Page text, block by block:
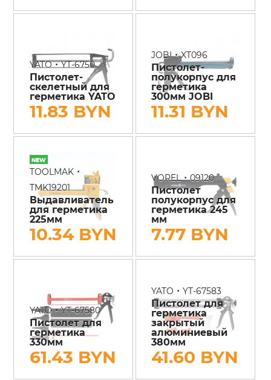
YATO•YT-6750
Пистолет-
скелетный для
герметика YATO
11.83 BYN
JOBI•XT096
Пистолет-
полукорпус для
герметика
300мм JOBI
11.31 BYN
TOOLMAK•
TMK19201
Выдавливатель
для герметика
225мм
10.34 BYN
VOREL•09120
Пистолет
полукорпус для
герметика 245
мм
7.77 BYN
YATO•YT-67580
Пистолет для
герметика
330мм
61.43 BYN
YATO •YT-67583
Пистолет для
герметика
закрытый
алюминиевый
380мм
41.60 BYN